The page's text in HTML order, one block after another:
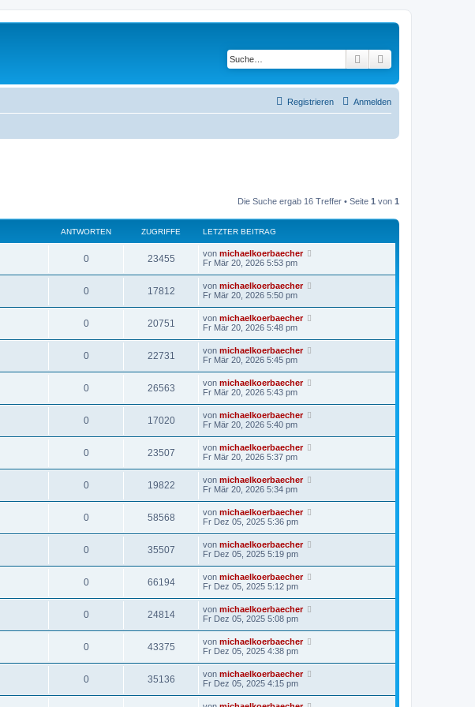
Suche
Anmelden
Registrieren
Die Suche ergab 16 Treffer • Seite 1 von 1
ANTWORTEN ZUGRIFFE LETZTER BEITRAG
0 23455 von michaelkoerbaecher
Fr Mär 20, 2026 5:53 pm
0 17812 von michaelkoerbaecher
Fr Mär 20, 2026 5:50 pm
0 20751 von michaelkoerbaecher
Fr Mär 20, 2026 5:48 pm
0 22731 von michaelkoerbaecher
Fr Mär 20, 2026 5:45 pm
0 26563 von michaelkoerbaecher
Fr Mär 20, 2026 5:43 pm
0 17020 von michaelkoerbaecher
Fr Mär 20, 2026 5:40 pm
0 23507 von michaelkoerbaecher
Fr Mär 20, 2026 5:37 pm
0 19822 von michaelkoerbaecher
Fr Mär 20, 2026 5:34 pm
0 58568 von michaelkoerbaecher
Fr Dez 05, 2025 5:36 pm
0 35507 von michaelkoerbaecher
Fr Dez 05, 2025 5:19 pm
0 66194 von michaelkoerbaecher
Fr Dez 05, 2025 5:12 pm
0 24814 von michaelkoerbaecher
Fr Dez 05, 2025 5:08 pm
0 43375 von michaelkoerbaecher
Fr Dez 05, 2025 4:38 pm
0 35136 von michaelkoerbaecher
Fr Dez 05, 2025 4:15 pm